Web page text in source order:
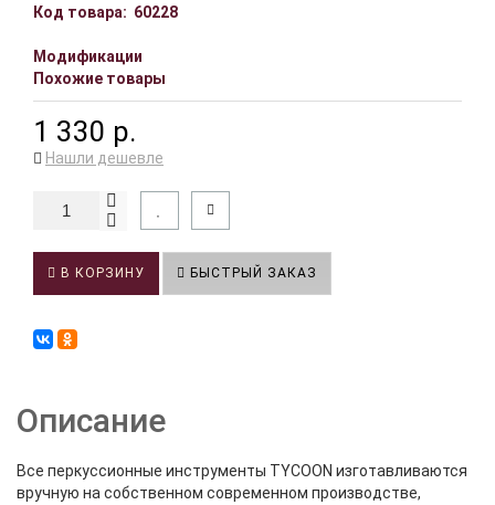
Код товара: 60228
Модификации
Похожие товары
1 330 р.
Нашли дешевле
В КОРЗИНУ БЫСТРЫЙ ЗАКАЗ
Описание
Все перкуссионные инструменты TYCOON изготавливаются
вручную на собственном современном производстве,